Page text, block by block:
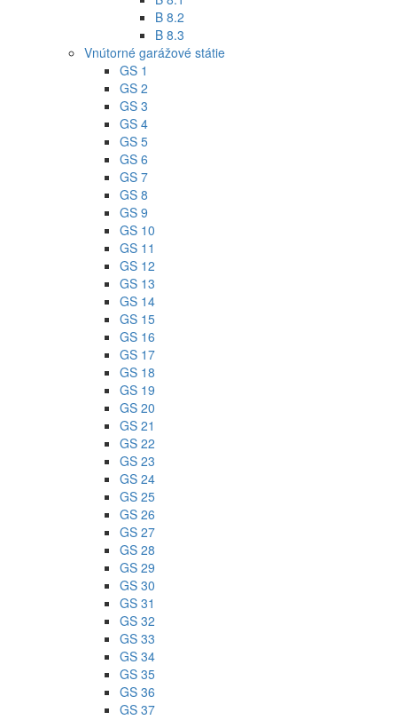
B 8.2
B 8.3
Vnútorné garážové státie
GS 1
GS 2
GS 3
GS 4
GS 5
GS 6
GS 7
GS 8
GS 9
GS 10
GS 11
GS 12
GS 13
GS 14
GS 15
GS 16
GS 17
GS 18
GS 19
GS 20
GS 21
GS 22
GS 23
GS 24
GS 25
GS 26
GS 27
GS 28
GS 29
GS 30
GS 31
GS 32
GS 33
GS 34
GS 35
GS 36
GS 37